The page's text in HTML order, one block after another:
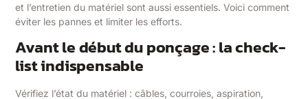
et l’entretien du matériel sont aussi essentiels. Voici comment
éviter les pannes et limiter les efforts.
Avant le début du ponçage : la check-
list indispensable
Vérifiez l’état du matériel : câbles, courroies, aspiration,